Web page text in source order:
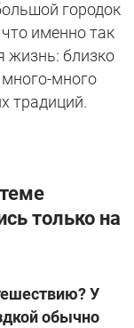
городок
именно так
жизнь: близко
много
традиций.
только на
У
обычно